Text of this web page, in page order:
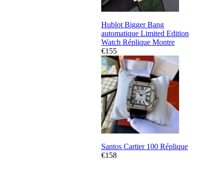
Hublot Bigger Bang
automatique Limited Edition
Watch Réplique Montre
€155
Santos Cartier 100 Réplique
€158